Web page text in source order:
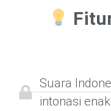
Suara
intonasi